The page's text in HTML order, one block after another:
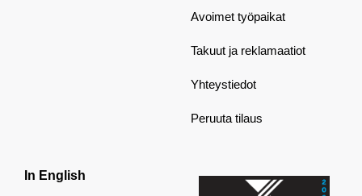
Avoimet työpaikat
Takuut ja reklamaatiot
Yhteystiedot
Peruuta tilaus
In English